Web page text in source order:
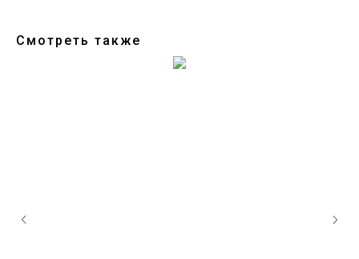
Смотреть также